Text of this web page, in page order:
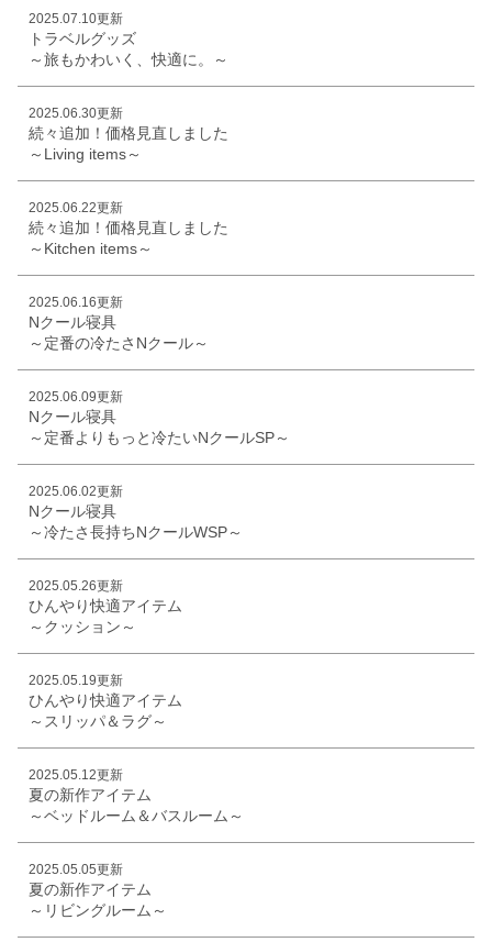
2025.07.10更新
トラベルグッズ
～旅もかわいく、快適に。～
2025.06.30更新
続々追加！価格見直しました
～Living items～
2025.06.22更新
続々追加！価格見直しました
～Kitchen items～
2025.06.16更新
Nクール寝具
～定番の冷たさNクール～
2025.06.09更新
Nクール寝具
～定番よりもっと冷たいNクールSP～
2025.06.02更新
Nクール寝具
～冷たさ長持ちNクールWSP～
2025.05.26更新
ひんやり快適アイテム
～クッション～
2025.05.19更新
ひんやり快適アイテム
～スリッパ＆ラグ～
2025.05.12更新
夏の新作アイテム
～ベッドルーム＆バスルーム～
2025.05.05更新
夏の新作アイテム
～リビングルーム～